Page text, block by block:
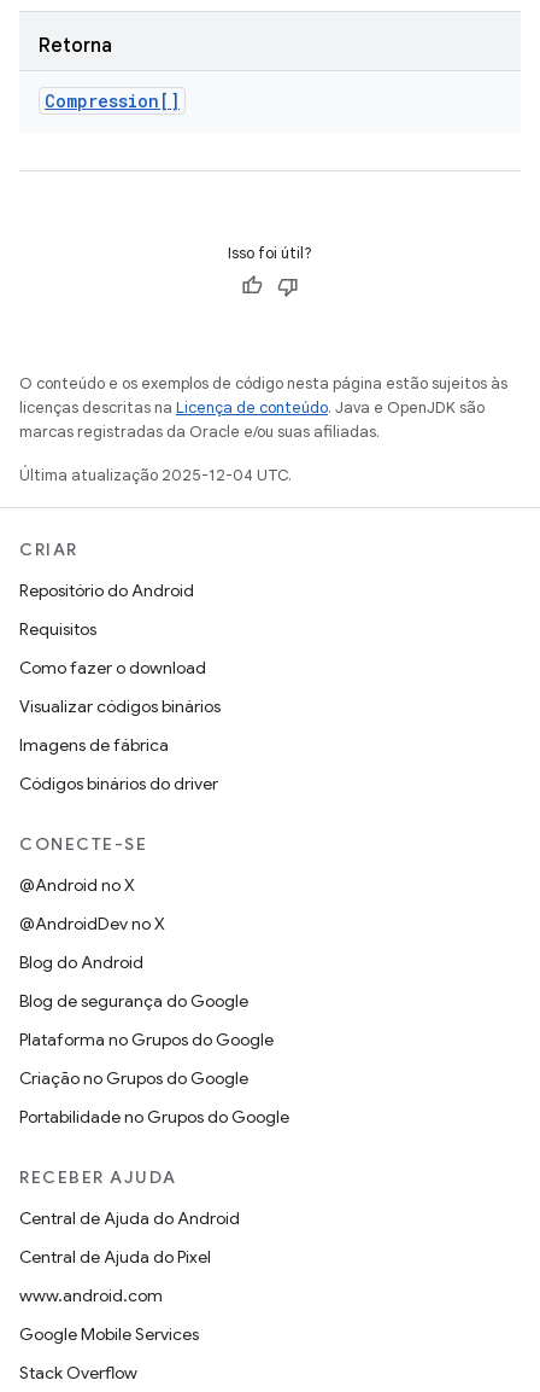
Retorna
Compression[]
Isso foi útil?
O conteúdo e os exemplos de código nesta página estão sujeitos às
licenças descritas na Licença de conteúdo. Java e OpenJDK são
marcas registradas da Oracle e/ou suas afiliadas.
Última atualização 2025-12-04 UTC.
CRIAR
Repositório do Android
Requisitos
Como fazer o download
Visualizar códigos binários
Imagens de fábrica
Códigos binários do driver
CONECTE-SE
@Android no X
@AndroidDev no X
Blog do Android
Blog de segurança do Google
Plataforma no Grupos do Google
Criação no Grupos do Google
Portabilidade no Grupos do Google
RECEBER AJUDA
Central de Ajuda do Android
Central de Ajuda do Pixel
www.android.com
Google Mobile Services
Stack Overflow